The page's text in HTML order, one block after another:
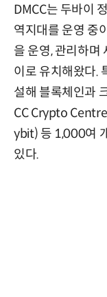
DMCC는 두바이
역지대를 운영 중
을 운영, 관리하며
이로 유치해왔다.
설해 블록체인과
CC Crypto
ybit) 등 1,000여
있다.